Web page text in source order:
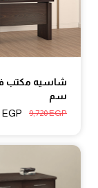
سم
9,720EGP
EGP